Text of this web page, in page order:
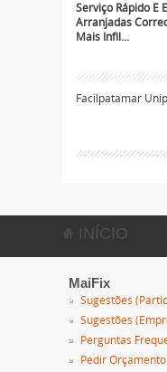
Serviço Rápido E
Arranjadas
Mais Infil...
Facilpatamar
INÍCIO
MaiFix
Sugestões
Sugestões
Perguntas
Pedir Orçamento